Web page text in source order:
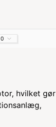
hvilket gør